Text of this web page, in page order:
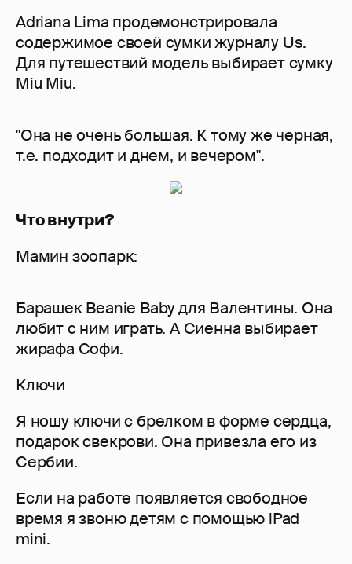
Adriana Lima продемонстрировала
содержимое своей сумки журналу Us.
Для путешествий модель выбирает сумку
Miu Miu.
"Она не очень большая. К тому же черная,
т.е. подходит и днем, и вечером".
Что внутри?
Мамин зоопарк:
Барашек Beanie Baby для Валентины. Она
любит с ним играть. А Сиенна выбирает
жирафа Софи.
Ключи
Я ношу ключи с брелком в форме сердца,
подарок свекрови. Она привезла его из
Сербии.
Если на работе появляется свободное
время я звоню детям с помощью iPad
mini.